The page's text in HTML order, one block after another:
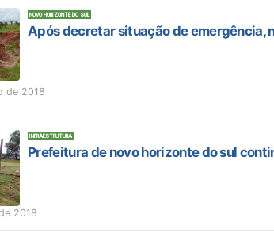
NOVO HORIZONTE DO SUL
Após decretar situação de emergência,
de 2018
INFRAESTRUTURA
Prefeitura de novo horizonte do sul
2018